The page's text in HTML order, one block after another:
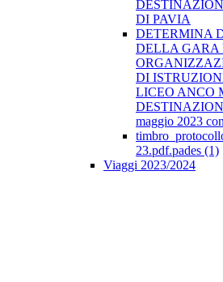
DI PAVIA
DETERMINA
DELLA GARA
DI
LICEO ANCO
maggio 2023
23.pdf.pades (1)
Viaggi 2023/2024